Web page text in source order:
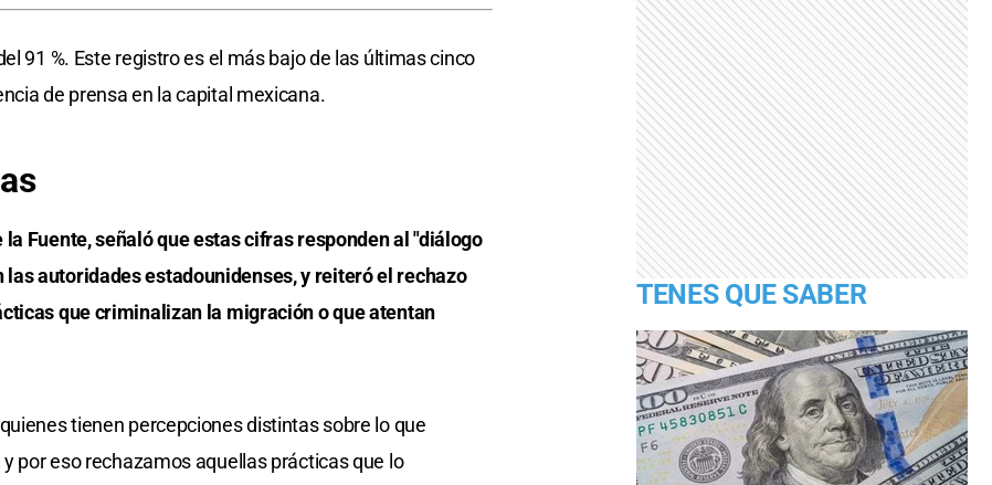
91 %. Este registro es el más bajo de las últimas cinco
de prensa en la capital mexicana.
Fuente, señaló que estas cifras responden al "diálogo
autoridades estadounidenses, y reiteró el rechazo
que criminalizan la migración o que atentan
tienen percepciones distintas sobre lo que
por eso rechazamos aquellas prácticas que lo
TENES QUE SABER